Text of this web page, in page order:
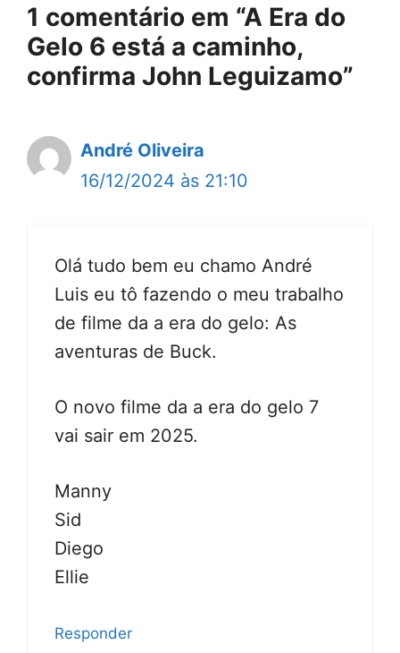
1 comentário em “A Era do
Gelo 6 está a caminho,
confirma John Leguizamo”
André Oliveira
16/12/2024 às 21:10
Olá tudo bem eu chamo André
Luis eu tô fazendo o meu trabalho
de filme da a era do gelo: As
aventuras de Buck.
O novo filme da a era do gelo 7
vai sair em 2025.
Manny
Sid
Diego
Ellie
Responder